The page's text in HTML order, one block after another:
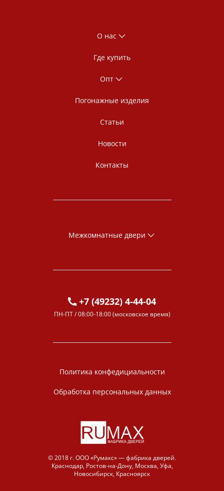
О нас
Где купить
Опт
Погонажные изделия
Статьи
Новости
Контакты
Межкомнатные двери
+7 (49232) 4-44-04
ПН-ПТ / 08:00-18:00 (московское время)
Политика конфедициальности
Обработка персональных данных
© 2018 г. ООО «Румакс» — фабрика дверей.
Краснодар, Ростов-на-Дону, Москва, Уфа,
Новосибирск, Красноярск